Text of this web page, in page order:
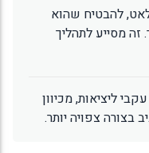
להבטיח שהוא
זה מסייע לתהליך
ליציאות, מכיוון
בצורה צפויה יותר.